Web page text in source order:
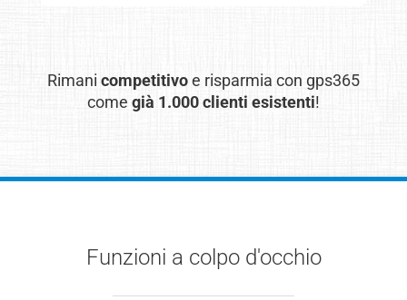
Rimani competitivoe risparmia con gps365
come già 1.000 clienti esistenti!
Funzioni a colpo d'occhio